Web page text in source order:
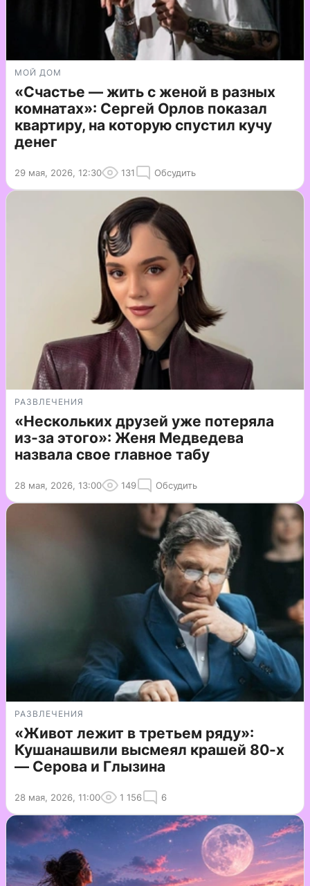
МОЙ ДОМ
«Счастье — жить с женой в разных
комнатах»: Сергей Орлов показал
квартиру, на которую спустил кучу
денег
29 мая, 2026, 12:30 131 Обсудить
РАЗВЛЕЧЕНИЯ
«Нескольких друзей уже потеряла
из-за этого»: Женя Медведева
назвала свое главное табу
28 мая, 2026, 13:00 149 Обсудить
РАЗВЛЕЧЕНИЯ
«Живот лежит в третьем ряду»:
Кушанашвили высмеял крашей 80-х
— Серова и Глызина
28 мая, 2026, 11:00 1 156 6